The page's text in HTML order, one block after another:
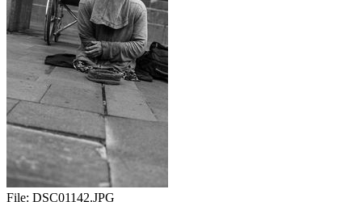
File: DSC01142.JPG